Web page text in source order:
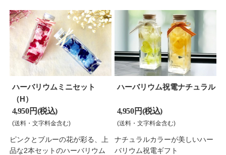
ハーバリウムミニセット
（H）
4,950 円(税込)
(送料・文字料金含む)
ピンクとブルーの花が彩る、上
品な2本セットのハーバリウム
ハーバリウム祝電ナチュラル
4,950 円(税込)
(送料・文字料金含む)
ナチュラルカラーが美しいハー
バリウム祝電ギフト